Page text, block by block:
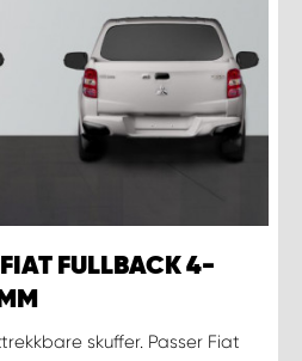
FULLBACK 4-
skuffer. Passer Fiat